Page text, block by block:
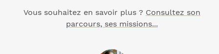
Vous souhaitez en savoir plus ? Consultez son
parcours, ses missions...